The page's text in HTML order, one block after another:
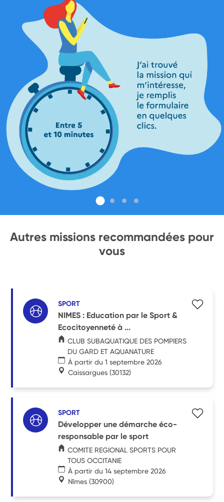
Autres missions recommandées pour
vous
SPORT
NIMES : Education par le Sport &
Ecocitoyenneté à ...
CLUB SUBAQUATIQUE DES POMPIERS
DU GARD ET AQUANATURE
À partir du 1 septembre 2026
Caissargues (30132)
SPORT
Développer une démarche éco-
responsable par le sport
COMITE REGIONAL SPORTS POUR
TOUS OCCITANIE
À partir du 14 septembre 2026
Nîmes (30900)